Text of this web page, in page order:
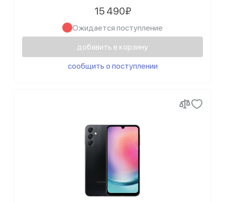
15 490₽
Ожидается поступление
добавить в корзину
сообщить о поступлении